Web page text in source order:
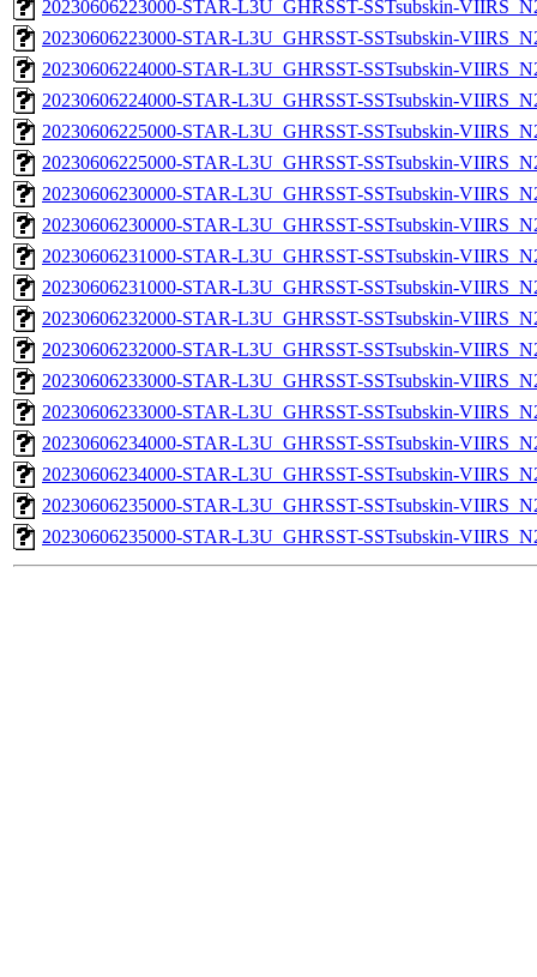
20230606223000-STAR-L3U_GHRSST-SSTsubskin-
20230606223000-STAR-L3U_GHRSST-SSTsubskin-
20230606224000-STAR-L3U_GHRSST-SSTsubskin-
20230606224000-STAR-L3U_GHRSST-SSTsubskin-
20230606225000-STAR-L3U_GHRSST-SSTsubskin-
20230606225000-STAR-L3U_GHRSST-SSTsubskin-
20230606230000-STAR-L3U_GHRSST-SSTsubskin-
20230606230000-STAR-L3U_GHRSST-SSTsubskin-
20230606231000-STAR-L3U_GHRSST-SSTsubskin-
20230606231000-STAR-L3U_GHRSST-SSTsubskin-
20230606232000-STAR-L3U_GHRSST-SSTsubskin-
20230606232000-STAR-L3U_GHRSST-SSTsubskin-
20230606233000-STAR-L3U_GHRSST-SSTsubskin-
20230606233000-STAR-L3U_GHRSST-SSTsubskin-
20230606234000-STAR-L3U_GHRSST-SSTsubskin-
20230606234000-STAR-L3U_GHRSST-SSTsubskin-
20230606235000-STAR-L3U_GHRSST-SSTsubskin-
20230606235000-STAR-L3U_GHRSST-SSTsubskin-